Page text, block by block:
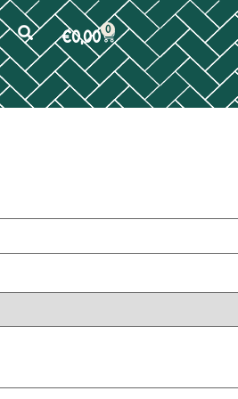
€0,00 0